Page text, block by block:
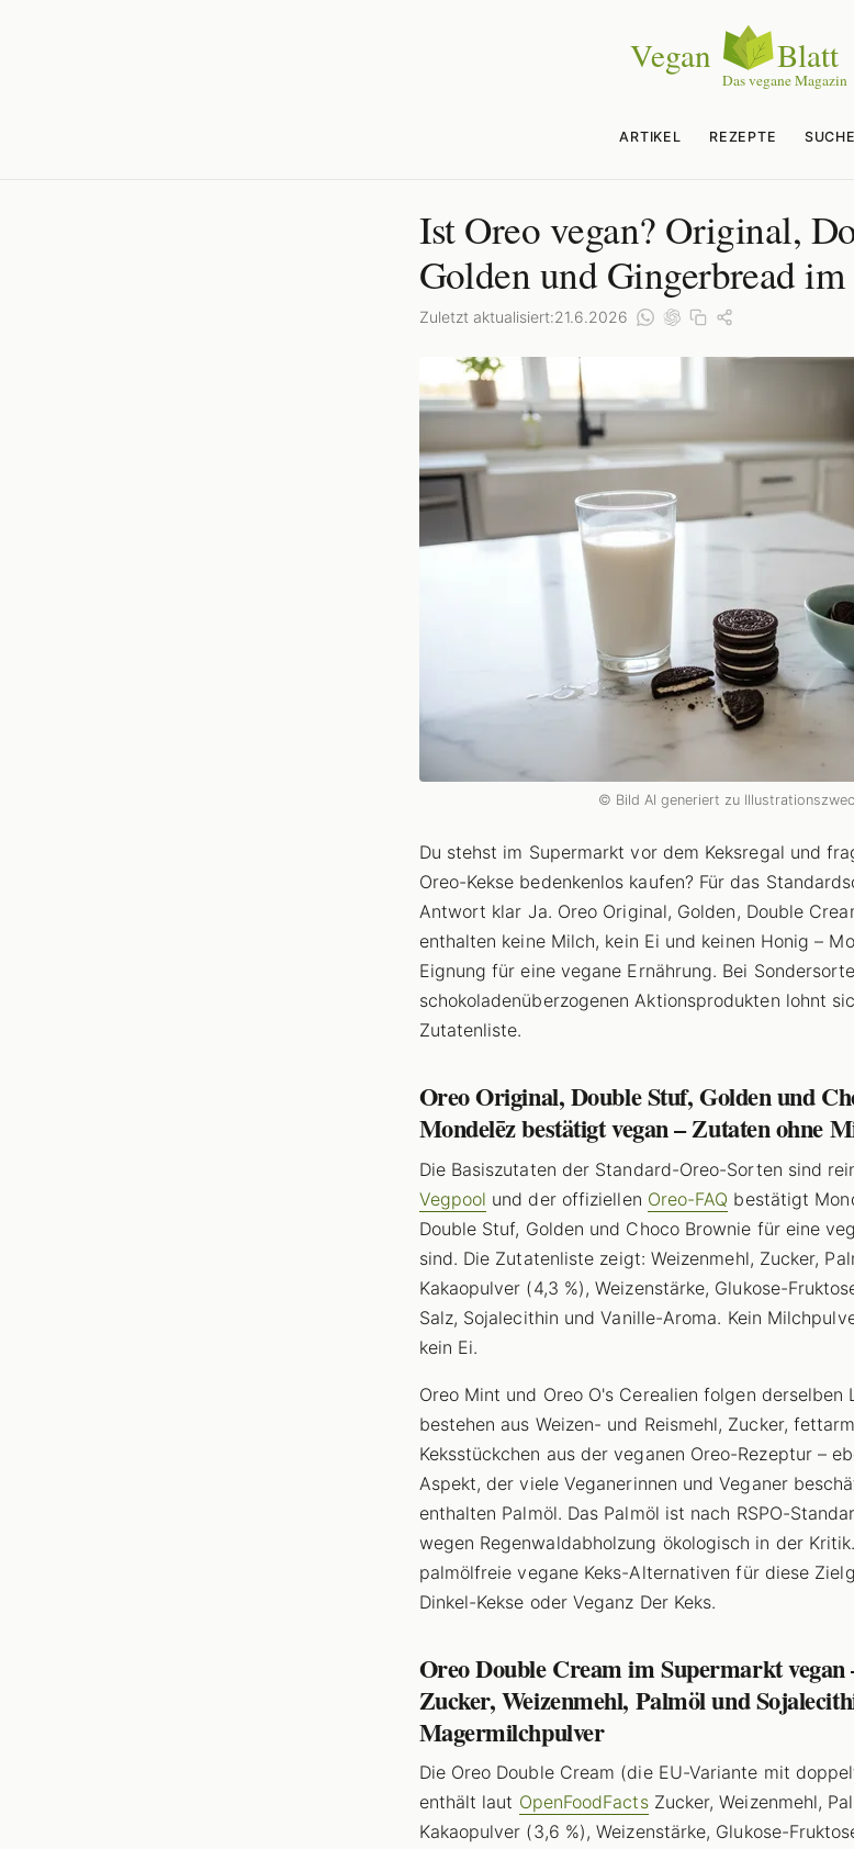
ARTIKEL REZEPTE SUCHE
Ist Oreo vegan? Original,
Golden und Gingerbread
Zuletzt aktualisiert:21.6.2026
© Bild AI generiert zu
Du stehst im Supermarkt vor dem Keksregal und
Oreo-Kekse bedenkenlos kaufen? Für das
Antwort klar Ja. Oreo Original, Golden, Double
enthalten keine Milch, kein Ei und keinen Honig –
Eignung für eine vegane Ernährung. Bei
schokoladenüberzogenen Aktionsprodukten lohnt
Zutatenliste.
Oreo Original, Double Stuf, Golden und
Mondelēz bestätigt vegan – Zutaten ohne
Die Basiszutaten der Standard-Oreo-Sorten sind
Vegpool und der offiziellen Oreo-FAQ bestätigt
Double Stuf, Golden und Choco Brownie für eine
sind. Die Zutatenliste zeigt: Weizenmehl, Zucker,
Kakaopulver (4,3 %), Weizenstärke, Glukose-
Salz, Sojalecithin und Vanille-Aroma. Kein
kein Ei.
Oreo Mint und Oreo O's Cerealien folgen derselben
bestehen aus Weizen- und Reismehl, Zucker,
Keksstückchen aus der veganen Oreo-Rezeptur –
Aspekt, der viele Veganerinnen und Veganer
enthalten Palmöl. Das Palmöl ist nach RSPO-
wegen Regenwaldabholzung ökologisch in der
palmölfreie vegane Keks-Alternativen für diese
Dinkel-Kekse oder Veganz Der Keks.
Oreo Double Cream im Supermarkt vegan
Zucker, Weizenmehl, Palmöl und
Magermilchpulver
Die Oreo Double Cream (die EU-Variante mit
enthält laut OpenFoodFactsZucker, Weizenmehl,
Kakaopulver (3,6 %), Weizenstärke, Glukose-